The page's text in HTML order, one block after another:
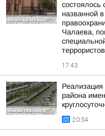
состоялось
названной
Чалаева,
17:43
Реализация
района
20:54